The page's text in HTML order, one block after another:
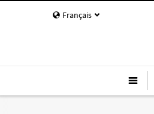
Français